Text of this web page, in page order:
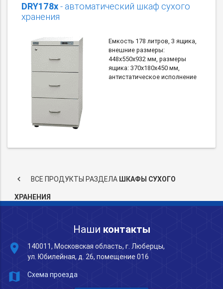
DRY178x- автоматический шкаф сухого
хранения
Емкость 178 литров, 3 ящика,
внешние размеры:
448х550х932 мм, размеры
ящика: 370х180х450 мм,
антистатическое исполнение
keyboard_arrow_left ВСЕ ПРОДУКТЫ РАЗДЕЛА ШКАФЫ СУХОГО
ХРАНЕНИЯ
Наши контакты
place
140011, Московская область, г. Люберцы,
ул. Юбилейная, д. 26, помещение 016
map Схема проезда